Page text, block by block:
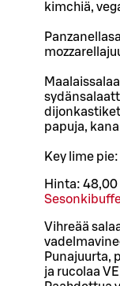
kimchiä,
papuja,
Key lime
Hinta: 48,00
Vihreää
Punajuurta,
ja rucolaa